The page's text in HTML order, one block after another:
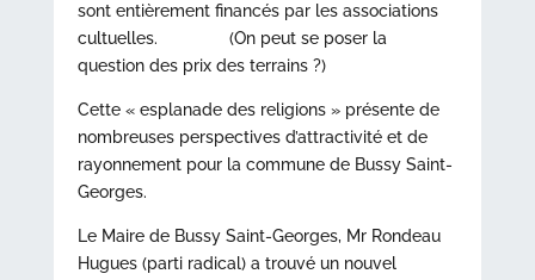
sont entièrement financés par les associations
cultuelles. (On peut se poser la
question des prix des terrains ?)
Cette « esplanade des religions » présente de
nombreuses perspectives d’attractivité et de
rayonnement pour la commune de Bussy Saint-
Georges.
Le Maire de Bussy Saint-Georges, Mr Rondeau
Hugues (parti radical) a trouvé un nouvel